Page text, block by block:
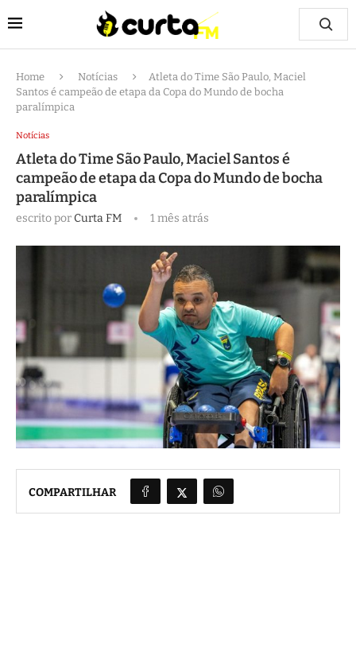
Home Notícias
Atleta do Time São Paulo, Maciel
Santos é campeão de etapa da Copa do Mundo de bocha
paralímpica
Notícias
Atleta do Time São Paulo, Maciel Santos é
campeão de etapa da Copa do Mundo de bocha
paralímpica
escrito porCurta FM 1 mês atrás
COMPARTILHAR